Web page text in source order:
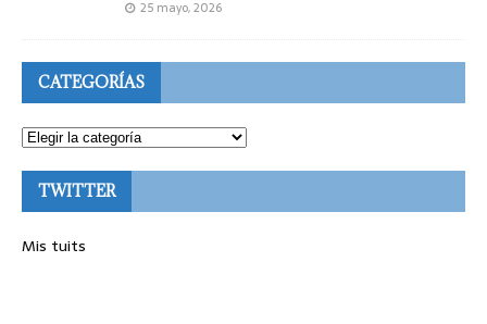
25 mayo, 2026
CATEGORÍAS
TWITTER
Mis tuits